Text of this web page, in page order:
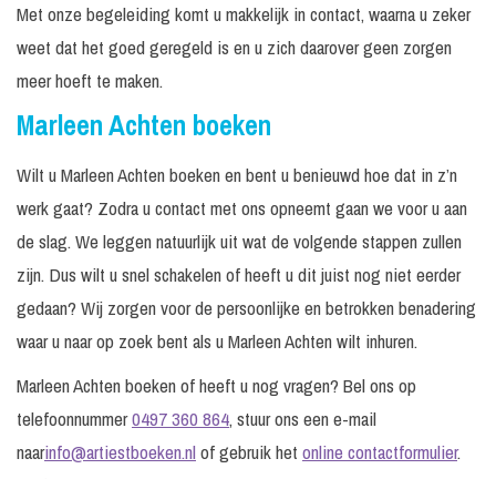
Met onze begeleiding komt u makkelijk in contact, waarna u zeker
weet dat het goed geregeld is en u zich daarover geen zorgen
meer hoeft te maken.
Marleen Achten boeken
Wilt u Marleen Achten boeken en bent u benieuwd hoe dat in z’n
werk gaat? Zodra u contact met ons opneemt gaan we voor u aan
de slag. We leggen natuurlijk uit wat de volgende stappen zullen
zijn. Dus wilt u snel schakelen of heeft u dit juist nog niet eerder
gedaan? Wij zorgen voor de persoonlijke en betrokken benadering
waar u naar op zoek bent als u Marleen Achten wilt inhuren.
Marleen Achten boeken of heeft u nog vragen? Bel ons op
telefoonnummer0497 360 864, stuur ons een e-mail
naarinfo@artiestboeken.nlof gebruik het online contactformulier.